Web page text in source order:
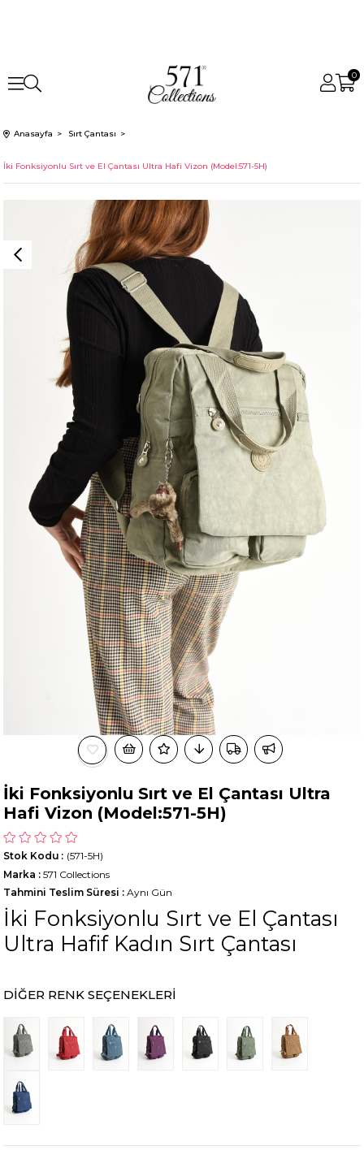
0
Anasayfa Sırt Çantası
İki Fonksiyonlu Sırt ve El Çantası Ultra Hafi Vizon (Model:571-5H)
İki Fonksiyonlu Sırt ve El Çantası Ultra
Hafi Vizon (Model:571-5H)
(571-5H)
Stok Kodu
Marka : 571 Collections
Tahmini Teslim Süresi : Aynı Gün
İki Fonksiyonlu Sırt ve El Çantası
Ultra Hafif Kadın Sırt Çantası
DIĞER RENK SEÇENEKLERI